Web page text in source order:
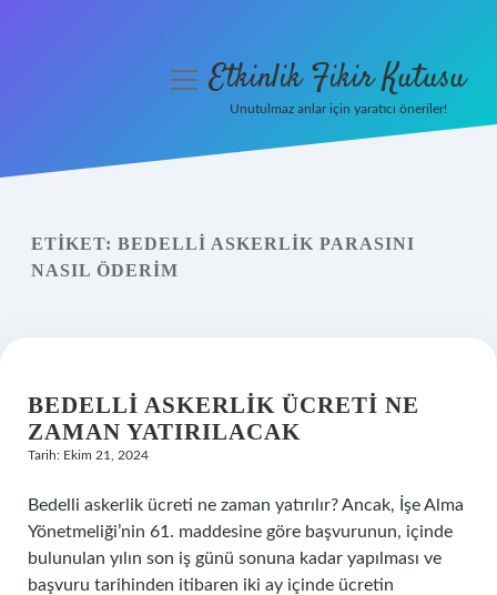
Yasal Uyarı
menüyüEtkinlik Fikir Kutusu
Unutulmaz anlar için yaratıcı öneriler!
ETIKET: BEDELLI ASKERLIK PARASINI
NASIL ÖDERIM
BEDELLI ASKERLIK ÜCRETI NE
ZAMAN YATIRILACAK
Tarih: Ekim 21, 2024
Bedelli askerlik ücreti ne zaman yatırılır? Ancak, İşe Alma
Yönetmeliği’nin 61. maddesine göre başvurunun, içinde
bulunulan yılın son iş günü sonuna kadar yapılması ve
başvuru tarihinden itibaren iki ay içinde ücretin